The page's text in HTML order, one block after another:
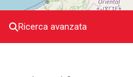
Ricerca avanzata